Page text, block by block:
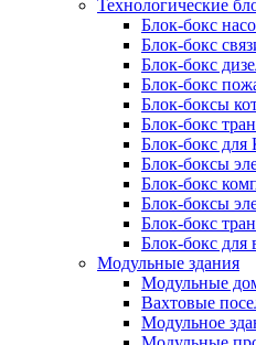
Технологические
Блок-бокс
Блок-бокс
Блок-бокс
Блок-бокс
Блок-боксы
Блок-бокс
Блок-бокс
Блок-боксы
Блок-бокс
Блок-боксы
Блок-бокс
Блок-бокс для
Модульные здания
Модульные
Вахтовые
Модульное